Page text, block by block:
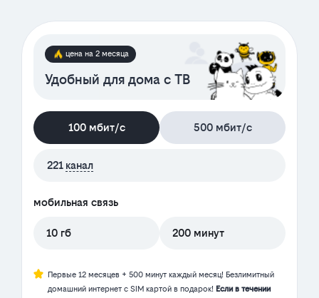
цена на 2 месяца
Удобный для дома с ТВ
100 мбит/с 500 мбит/с
221 канал
мобильная связь
10 гб 200 минут
Первые 12 месяцев + 500 минут каждый месяц! Безлимитный
домашний интернет с SIM картой в подарок! Если в течении